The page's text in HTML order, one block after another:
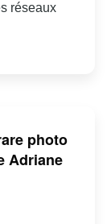
réseaux
photo
Adriane